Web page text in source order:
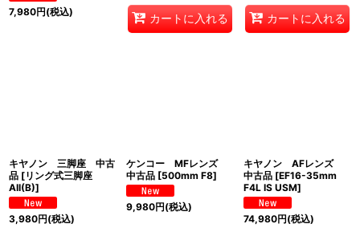
7,980円(税込) カートに入れる カートに入れる
キヤノン 三脚座 中古
品 [リング式三脚座
AII(B)]
3,980円(税込)
ケンコー MFレンズ
中古品 [500mm F8]
9,980円(税込)
キヤノン AFレンズ
中古品 [EF16-35mm
F4L IS USM]
74,980円(税込)